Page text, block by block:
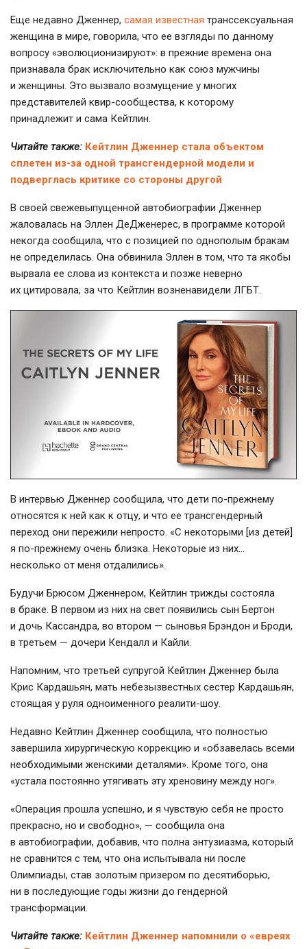
Еще недавно Дженнер, самая известная транссексуальная
женщина в мире, говорила, что ее взгляды по данному
вопросу «эволюционизируют»: в прежние времена она
признавала брак исключительно как союз мужчины
и женщины. Это вызвало возмущение у многих
представителей квир-сообщества, к которому
принадлежит и сама Кейтлин.
Читайте также: Кейтлин Дженнер стала объектом
сплетен из-за одной трансгендерной модели и
подверглась критике со стороны другой
В своей свежевыпущенной автобиографии Дженнер
жаловалась на Эллен ДеДженерес, в программе которой
некогда сообщила, что с позицией по однополым бракам
не определилась. Она обвинила Эллен в том, что та якобы
вырвала ее слова из контекста и позже неверно
их цитировала, за что Кейтлин возненавидели ЛГБТ.
В интервью Дженнер сообщила, что дети по-прежнему
относятся к ней как к отцу, и что ее трансгендерный
переход они пережили непросто. «С некоторыми [из детей]
я по-прежнему очень близка. Некоторые из них…
несколько от меня отдалились».
Будучи Брюсом Дженнером, Кейтлин трижды состояла
в браке. В первом из них на свет появились сын Бертон
и дочь Кассандра, во втором — сыновья Брэндон и Броди,
в третьем — дочери Кендалл и Кайли.
Напомним, что третьей супругой Кейтлин Дженнер была
Крис Кардашьян, мать небезызвестных сестер Кардашьян,
стоящая у руля одноименного реалити-шоу.
Недавно Кейтлин Дженнер сообщила, что полностью
завершила хирургическую коррекцию и «обзавелась всеми
необходимыми женскими деталями». Кроме того, она
«устала постоянно утягивать эту хреновину между ног».
«Операция прошла успешно, и я чувствую себя не просто
прекрасно, но и свободно», — сообщила она
в автобиографии, добавив, что полна энтузиазма, который
не сравнится с тем, что она испытывала ни после
Олимпиады, став золотым призером по десятиборью,
ни в последующие годы жизни до гендерной
трансформации.
Читайте также: Кейтлин Дженнер напомнили о «евреях